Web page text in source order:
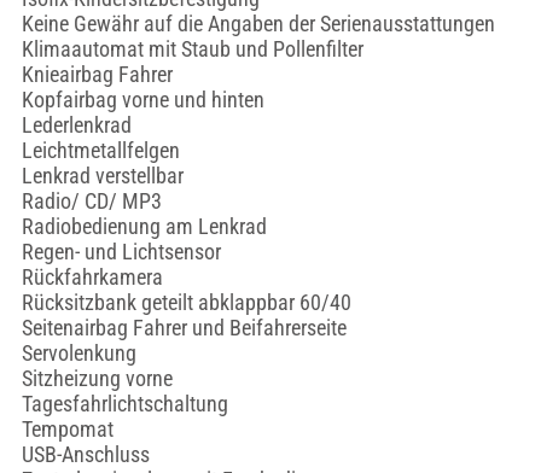
Keine Gewähr auf die Angaben der Serienausstattungen
Klimaautomat mit Staub und Pollenfilter
Knieairbag Fahrer
Kopfairbag vorne und hinten
Lederlenkrad
Leichtmetallfelgen
Lenkrad verstellbar
Radio/ CD/ MP3
Radiobedienung am Lenkrad
Regen- und Lichtsensor
Rückfahrkamera
Rücksitzbank geteilt abklappbar 60/40
Seitenairbag Fahrer und Beifahrerseite
Servolenkung
Sitzheizung vorne
Tagesfahrlichtschaltung
Tempomat
USB-Anschluss